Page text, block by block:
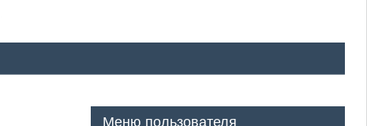
Меню пользователя